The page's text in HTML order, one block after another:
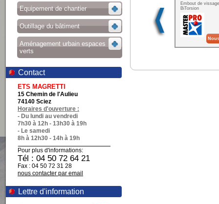
Equipement de chantier
Outillage du bâtiment
Aménagement urbain espaces
verts
Contact
ETS MAGRETTI
15 Chemin de l'Aulieu
74140 Sciez
Horaires d'ouverture :
- Du lundi au vendredi
7h30 à 12h - 13h30 à 19h
- Le samedi
8h à 12h30 - 14h à 19h
Pour plus d'informations:
Tél : 04 50 72 64 21
Fax : 04 50 72 31 28
nous contacter par email
Lettre d'information
Embout de
BiTorsion